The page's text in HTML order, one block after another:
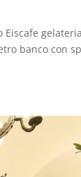
banco con